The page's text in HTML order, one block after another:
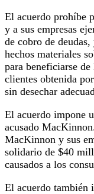
El acuerdo prohíbe
y a sus empresas
de cobro de
hechos materiales
para beneficiarse
clientes obtenida
sin desechar
El acuerdo impone
acusado
MacKinnon y sus
solidario de $40
causados a los
El acuerdo también